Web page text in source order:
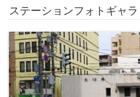
ステーションフォトギャ